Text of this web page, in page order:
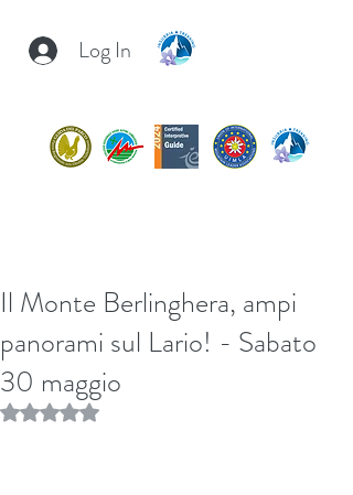
Log In
Il Monte Berlinghera, ampi
panorami sul Lario! - Sabato
30 maggio
Rated NaN out of 5 stars.